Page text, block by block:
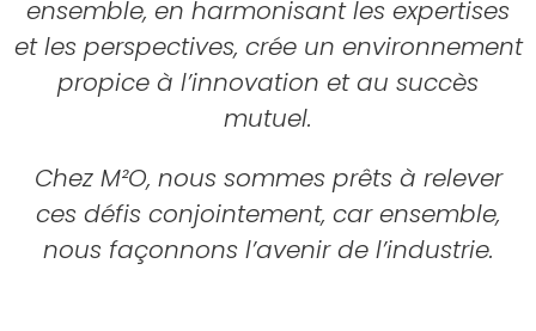
ensemble, en harmonisant les expertises
et les perspectives, crée un environnement
propice à l’innovation et au succès
mutuel.
Chez M²O, nous sommes prêts à relever
ces défis conjointement, car ensemble,
nous façonnons l’avenir de l’industrie.